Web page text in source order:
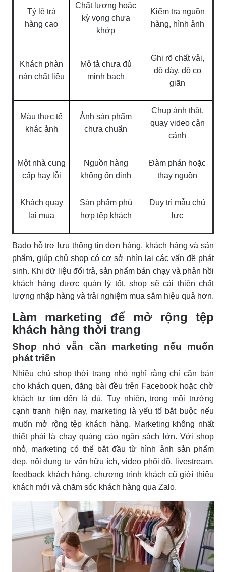
Tỷ lệ trả
hàng cao
Chất lượng hoặc
kỳ vọng chưa
khớp
Kiểm tra nguồn
hàng, hình ảnh
Khách phàn
nàn chất liệu
Mô tả chưa đủ
minh bạch
Ghi rõ chất vải,
độ dày, độ co
giãn
Màu thực tế
khác ảnh
Ảnh sản phẩm
chưa chuẩn
Chụp ảnh thật,
quay video cận
cảnh
Một nhà cung
cấp hay lỗi
Nguồn hàng
không ổn định
Đàm phán hoặc
thay nguồn
Khách quay
lại mua
Sản phẩm phù
hợp tệp khách
Duy trì mẫu chủ
lực
Bado hỗ trợ lưu thông tin đơn hàng, khách hàng và sản
phẩm, giúp chủ shop có cơ sở nhìn lại các vấn đề phát
sinh. Khi dữ liệu đổi trả, sản phẩm bán chạy và phản hồi
khách hàng được quản lý tốt, shop sẽ cải thiện chất
lượng nhập hàng và trải nghiệm mua sắm hiệu quả hơn.
Làm marketing để mở rộng tệp
khách hàng thời trang
Shop nhỏ vẫn cần marketing nếu muốn
phát triển
Nhiều chủ shop thời trang nhỏ nghĩ rằng chỉ cần bán
cho khách quen, đăng bài đều trên Facebook hoặc chờ
khách tự tìm đến là đủ. Tuy nhiên, trong môi trường
cạnh tranh hiện nay, marketing là yếu tố bắt buộc nếu
muốn mở rộng tệp khách hàng. Marketing không nhất
thiết phải là chạy quảng cáo ngân sách lớn. Với shop
nhỏ, marketing có thể bắt đầu từ hình ảnh sản phẩm
đẹp, nội dung tư vấn hữu ích, video phối đồ, livestream,
feedback khách hàng, chương trình khách cũ giới thiệu
khách mới và chăm sóc khách hàng qua Zalo.